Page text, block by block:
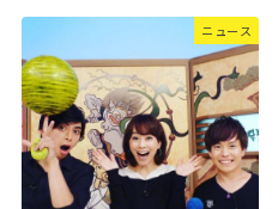
ニュース